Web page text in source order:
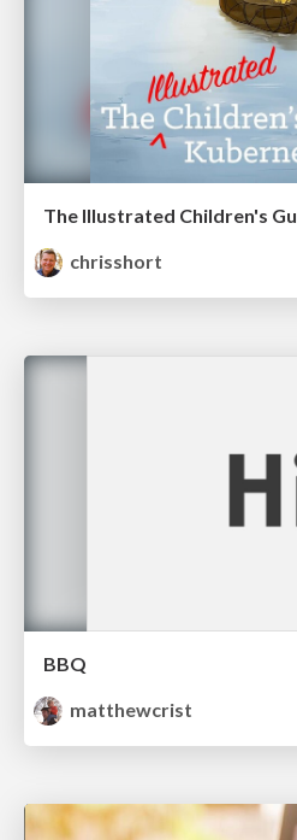
The Illustrated Children's
chrisshort
BBQ
matthewcrist